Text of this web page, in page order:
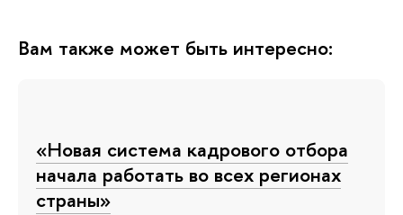
Вам также может быть интересно:
«Новая система кадрового отбора
начала работать во всех регионах
страны»